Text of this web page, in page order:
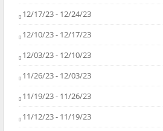
12/17/23 - 12/24/23
12/10/23 - 12/17/23
12/03/23 - 12/10/23
11/26/23 - 12/03/23
11/19/23 - 11/26/23
11/12/23 - 11/19/23